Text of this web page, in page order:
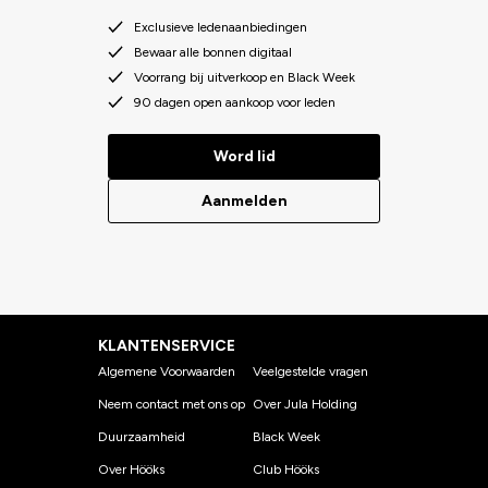
Exclusieve ledenaanbiedingen
Bewaar alle bonnen digitaal
Voorrang bij uitverkoop en Black Week
90 dagen open aankoop voor leden
Word lid
Aanmelden
KLANTENSERVICE
Algemene Voorwaarden
Neem contact met ons op
Duurzaamheid
Over Hööks
Veelgestelde vragen
Over Jula Holding
Black Week
Club Hööks